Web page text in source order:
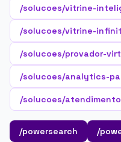
/solucoes/vitrine-
/solucoes/vitrine-
/solucoes/provador-
/solucoes/analytics-
/solucoes/
/powersearch /